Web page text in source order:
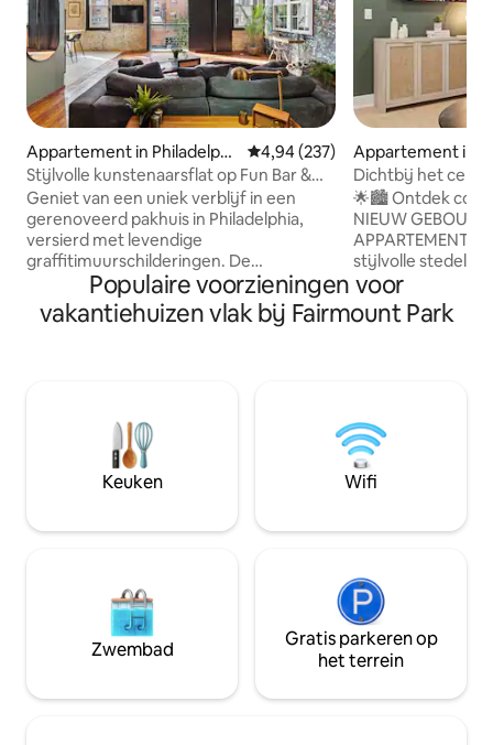
Appartement in Philadelphi
a
Gemiddelde beoordeling van
4,94 (237)
Stijlvolle kunstenaarsflat op Fun Bar &
Restaurant Strip
Geniet van een uniek verblijf in een
gerenoveerd pakhuis in Philadelphia,
versierd met levendige
graffitimuurschilderingen. De
droomruimte van deze kunstenaar
heeft een kleurrijke inrichting, antieke
houten deuren en industriële charme,
gezellige meubels voor een creatief en
comfortabel verblijf. De accommodatie
kijkt uit op de levendige 5th Street en is
omringd door bars, restaurants en
in de buurt. Reserveer nu : )
Appartement in
Dichtbij het
appartement met
wasserette
🌟🏙️ Ontdek
NIEUW
APPARTEMENT 🏙️🌟 🌇🏦🌞Welkom in je
stijlvolle
moderne
perfecte mix van
toegankelijkheid.
stad🎶, terwijl je
en gezellige
je nu op bezoek
tijd, dit is je ideale
Populaire voorzieningen voor
vakantiehuizen vlak bij Fairmount Park
Keuken Wifi
Zwembad
Gratis parkeren op
het terrein